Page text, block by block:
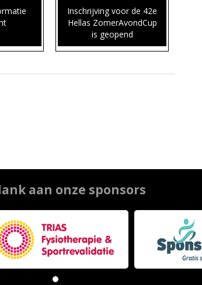
Inschrijving voor de 42e
Hellas ZomerAvondCup
is geopend
aan onze sponsors